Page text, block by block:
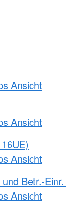
Ansicht
Ansicht
Ansicht
Betr.-
Ansicht